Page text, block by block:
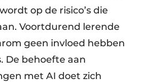
op de risico’s die
Voortdurend lerende
geen invloed hebben
De behoefte aan
met AI doet zich